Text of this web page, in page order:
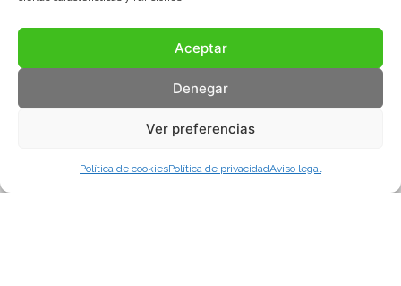
Aceptar
Denegar
Ver preferencias
Política de cookiesPolítica de privacidadAviso legal